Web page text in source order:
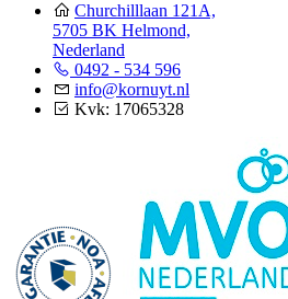
Churchilllaan 121A,
5705 BK Helmond,
Nederland
0492 - 534 596
info@kornuyt.nl
Kvk: 17065328